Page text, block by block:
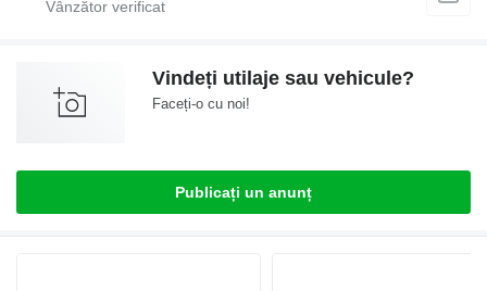
Vindeți utilaje sau vehicule?
Faceți-o cu noi!
Publicați un anunț